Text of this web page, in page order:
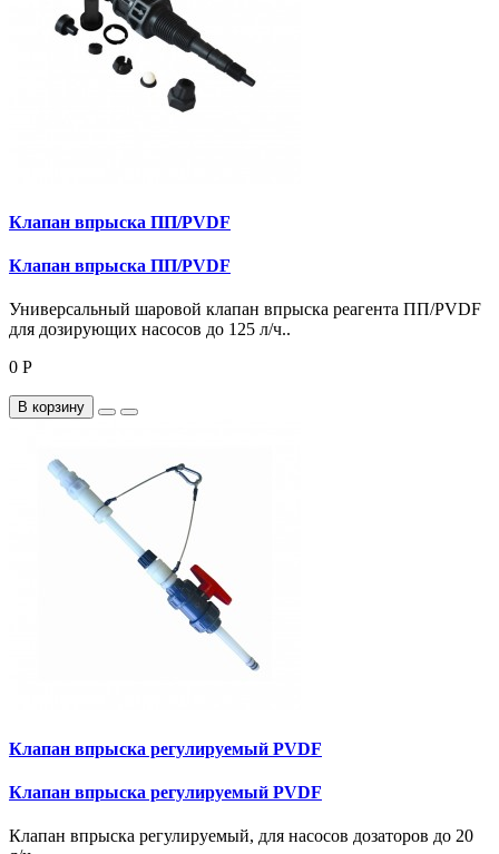
Клапан впрыска ПП/PVDF
Клапан впрыска ПП/PVDF
Универсальный шаровой клапан впрыска реагента ПП/PVDF
для дозирующих насосов до 125 л/ч..
0 Р
В корзину
Клапан впрыска регулируемый PVDF
Клапан впрыска регулируемый PVDF
Клапан впрыска регулируемый, для насосов дозаторов до 20